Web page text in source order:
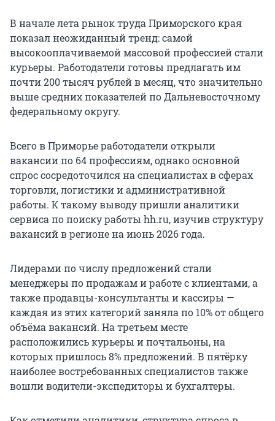
В начале лета рынок труда Приморского края
показал неожиданный тренд: самой
высокооплачиваемой массовой профессией стали
курьеры. Работодатели готовы предлагать им
почти 200 тысяч рублей в месяц, что значительно
выше средних показателей по Дальневосточному
федеральному округу.
Всего в Приморье работодатели открыли
вакансии по 64 профессиям, однако основной
спрос сосредоточился на специалистах в сферах
торговли, логистики и административной
работы. К такому выводу пришли аналитики
сервиса по поиску работы hh.ru, изучив структуру
вакансий в регионе на июнь 2026 года.
Лидерами по числу предложений стали
менеджеры по продажам и работе с клиентами, а
также продавцы-консультанты и кассиры —
каждая из этих категорий заняла по 10% от общего
объёма вакансий. На третьем месте
расположились курьеры и почтальоны, на
которых пришлось 8% предложений. В пятёрку
наиболее востребованных специалистов также
вошли водители-экспедиторы и бухгалтеры.